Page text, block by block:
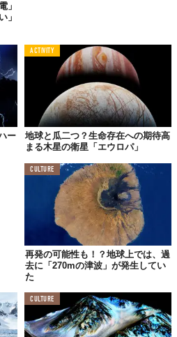
」
」
ー
ACTIVITY
地球と瓜二つ？生命存在への期待高
まる木星の衛星「エウロパ」
CULTURE
再発の可能性も！？地球上では、過
去に「270mの津波」が発生してい
た
CULTURE